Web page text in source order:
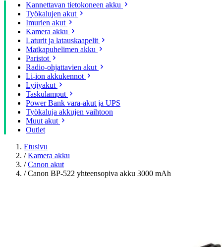
Kannettavan tietokoneen akku
Työkalujen akut
Imurien akut
Kamera akku
Laturit ja latauskaapelit
Matkapuhelimen akku
Paristot
Radio-ohjattavien akut
Li-ion akkukennot
Lyijyakut
Taskulamput
Power Bank vara-akut ja UPS
Työkaluja akkujen vaihtoon
Muut akut
Outlet
Etusivu
/ Kamera akku
/ Canon akut
/ Canon BP-522 yhteensopiva akku 3000 mAh